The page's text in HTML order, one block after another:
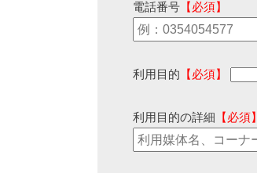
電話番号 【必須】
利用目的 【必須】
利用目的の詳細 【必須】